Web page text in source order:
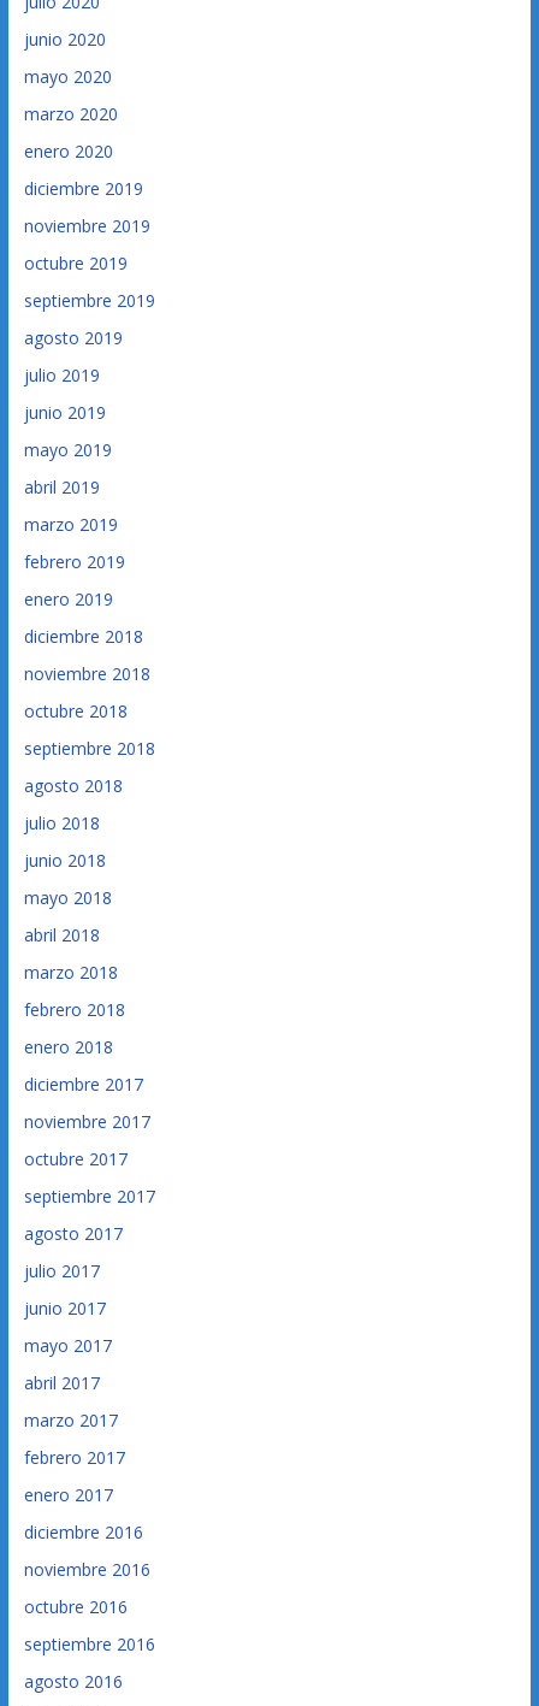
junio 2020
mayo 2020
marzo 2020
enero 2020
diciembre 2019
noviembre 2019
octubre 2019
septiembre 2019
agosto 2019
julio 2019
junio 2019
mayo 2019
abril 2019
marzo 2019
febrero 2019
enero 2019
diciembre 2018
noviembre 2018
octubre 2018
septiembre 2018
agosto 2018
julio 2018
junio 2018
mayo 2018
abril 2018
marzo 2018
febrero 2018
enero 2018
diciembre 2017
noviembre 2017
octubre 2017
septiembre 2017
agosto 2017
julio 2017
junio 2017
mayo 2017
abril 2017
marzo 2017
febrero 2017
enero 2017
diciembre 2016
noviembre 2016
octubre 2016
septiembre 2016
agosto 2016